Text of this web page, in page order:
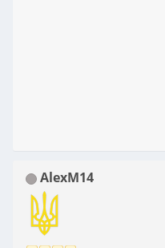
AlexM14